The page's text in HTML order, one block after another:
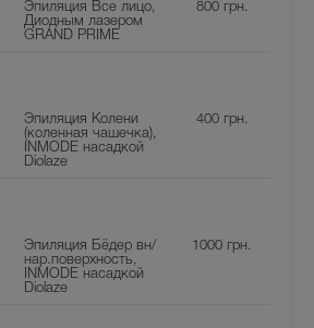
Эпиляция Все лицо,
Диодным лазером
GRAND PRIME
800грн.
Эпиляция Колени
(коленная чашечка),
INMODE насадкой
Diolaze
400грн.
Эпиляция Бёдер вн/
нар.поверхность,
INMODE насадкой
Diolaze
1000 грн.